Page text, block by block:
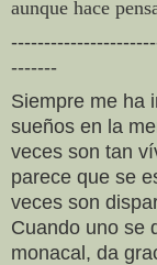
aunque hace
-------
Siempre me ha
sueños en la
veces son tan
parece que se
veces son
Cuando uno se
monacal, da